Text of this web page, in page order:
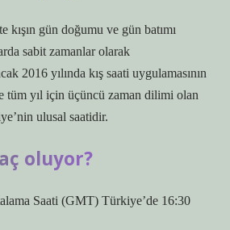
kışın gün doğumu ve gün batımı
sabit zamanlar olarak
2016 yılında kış saati uygulamasının
tüm yıl için üçüncü zaman dilimi olan
ulusal saatidir.
oluyor?
Saati (GMT) Türkiye’de 16:30